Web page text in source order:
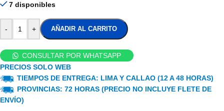
7 disponibles
- + AÑADIR AL CARRITO
CONSULTAR POR WHATSAPP
PRECIOS SOLO WEB
TIEMPOS DE ENTREGA: LIMA Y CALLAO (12 A 48 HORAS)
PROVINCIAS: 72 HORAS (PRECIO NO INCLUYE FLETE DE
ENVÍO)